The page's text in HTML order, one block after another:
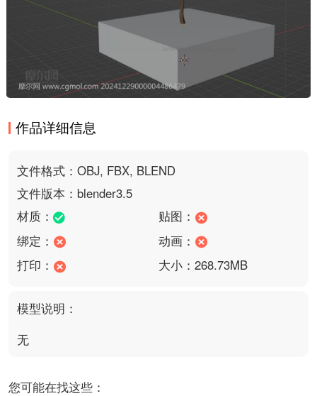
作品详细信息
文件格式：OBJ, FBX, BLEND
文件版本：blender3.5
材质：
贴图：
绑定：
动画：
打印：
大小：268.73MB
模型说明：
无
您可能在找这些：